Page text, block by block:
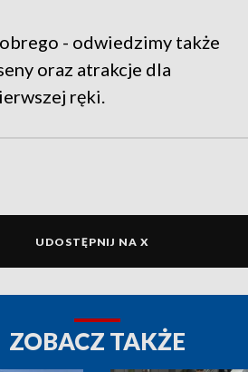
- odwiedzimy także
oraz atrakcje dla
ręki.
UDOSTĘPNIJ NA X
ZOBACZ TAKŻE